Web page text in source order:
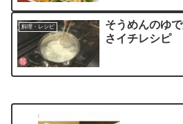
料理・レシピ
そうめんのゆ
さイチレシピ